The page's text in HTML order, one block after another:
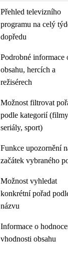
Přehled televizního
programu na celý
dopředu
Podrobné informace
obsahu, hercích a
režisérech
Možnost filtrovat
podle kategorií
seriály, sport)
Funkce upozornění
začátek vybraného
Možnost vyhledat
konkrétní pořad
názvu
Informace o
vhodnosti obsahu